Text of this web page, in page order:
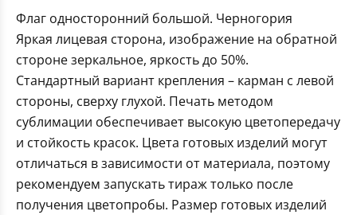
Флаг односторонний большой. Черногория
Яркая лицевая сторона, изображение на обратной
стороне зеркальное, яркость до 50%.
Стандартный вариант крепления – карман с левой
стороны, сверху глухой. Печать методом
сублимации обеспечивает высокую цветопередачу
и стойкость красок. Цвета готовых изделий могут
отличаться в зависимости от материала, поэтому
рекомендуем запускать тираж только после
получения цветопробы. Размер готовых изделий